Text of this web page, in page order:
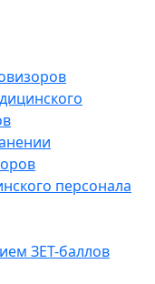
персонала
ЗЕТ-баллов